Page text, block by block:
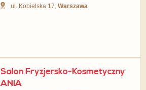
ul. Kobielska 17,Warszawa
Salon Fryzjersko-Kosmetyczny
ANIA